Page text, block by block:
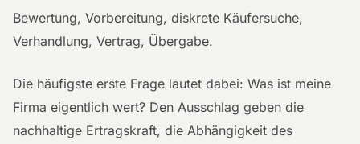
Bewertung, Vorbereitung, diskrete Käufersuche,
Verhandlung, Vertrag, Übergabe.
Die häufigste erste Frage lautet dabei: Was ist meine
Firma eigentlich wert? Den Ausschlag geben die
nachhaltige Ertragskraft, die Abhängigkeit des